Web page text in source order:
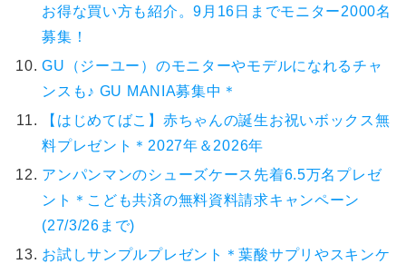
お得な買い方も紹介。9月16日までモニター2000名
募集！
GU（ジーユー）のモニターやモデルになれるチャ
ンスも♪ GU MANIA募集中＊
【はじめてばこ】赤ちゃんの誕生お祝いボックス無
料プレゼント＊2027年＆2026年
アンパンマンのシューズケース先着6.5万名プレゼ
ント＊こども共済の無料資料請求キャンペーン
(27/3/26まで)
お試しサンプルプレゼント＊葉酸サプリやスキンケ